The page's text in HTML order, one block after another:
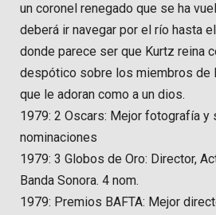
un coronel renegado que se ha
deberá ir navegar por el río hasta
donde parece ser que Kurtz reina
despótico sobre los miembros de
que le adoran como a un dios.
1979: 2 Oscars: Mejor fotografía y
nominaciones
1979: 3 Globos de Oro: Director,
Banda Sonora. 4 nom.
1979: Premios BAFTA: Mejor